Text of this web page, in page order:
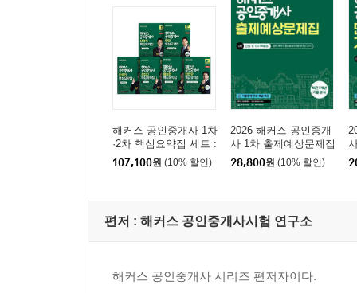
제1장 권리변동
제2장 법률행위
제3장 의사표시
제4장 법률행위의 대리(代理)
제5장 법률행위의 무효와 취소
제6장 조건과 기한
제2장 물권의 변동
제5장 용익물권
해커스 공인중개사 1차
·2차 핵심요약집 세트 :
부동산학개론, 민법 및
민사특별법(양민), 부동
동산공시법령, 공인중
107,100원 (10% 할인)
2026 해커스 공인중개
사 1차 출제예상문제집
민법 및 민사특별법(양
민)
28,800원 (10% 할인)
편저 : 해커스 공인중개사시험 연구소
해커스 공인중개사 시리즈 편저자이다.